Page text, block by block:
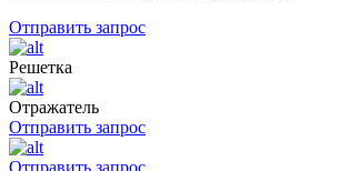
Отправить запрос
Решетка
Отражатель
Отправить запрос
Отправить запрос